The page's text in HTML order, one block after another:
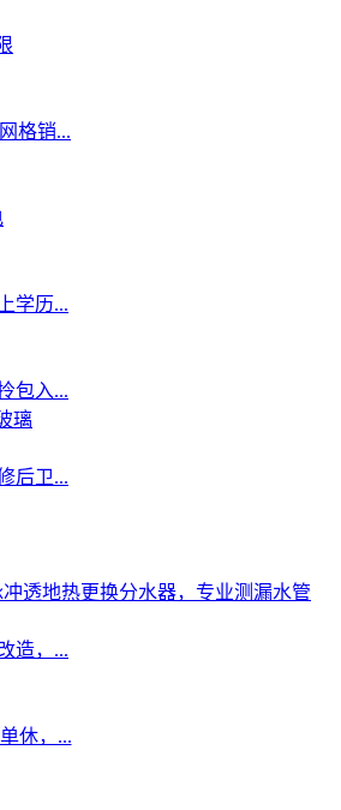
格销...
学历...
包入...
后卫...
造，...
休，...